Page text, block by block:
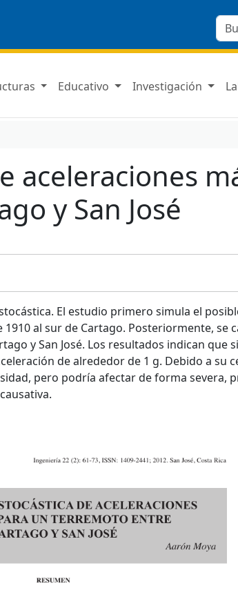
Educativo Investigación
aceleraciones
y San José
El estudio primero simula el
al sur de Cartago. Posteriormente, se
y San José. Los resultados indican que
de alrededor de 1 g. Debido a su
pero podría afectar de forma severa,